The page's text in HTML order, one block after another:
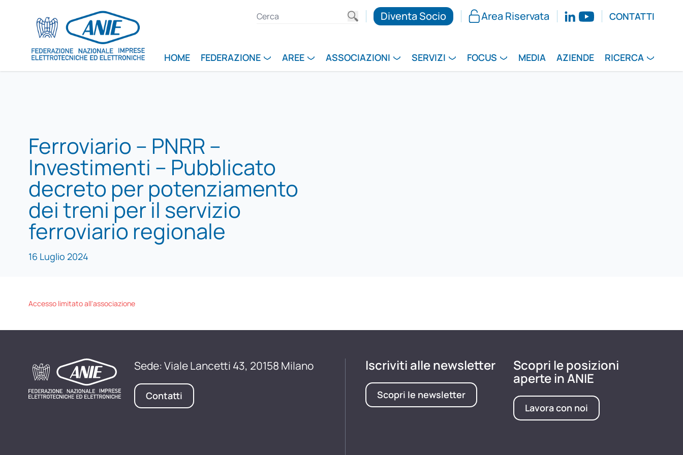
Diventa Socio Area Riservata CONTATTI
HOME FEDERAZIONE AREE ASSOCIAZIONI SERVIZI FOCUS MEDIA AZIENDE RICERCA
Ferroviario – PNRR –
Investimenti – Pubblicato
decreto per potenziamento
dei treni per il servizio
ferroviario regionale
16 Luglio 2024
Accesso limitato all'associazione
Sede: Viale Lancetti 43, 20158 Milano
Contatti
Iscriviti alle newsletter
Scopri le newsletter
Scopri le posizioni
aperte in ANIE
Lavora con noi